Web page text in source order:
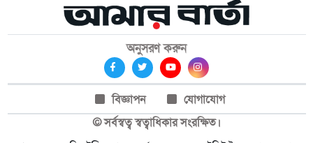
অনুসরণ করুন
বিজ্ঞাপন
যোগাযোগ
© সর্বস্বত্ব স্বত্বাধিকার সংরক্ষিত।